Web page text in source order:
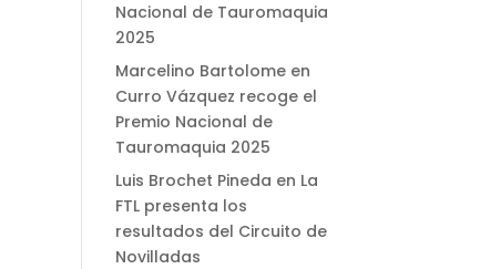
Nacional de Tauromaquia
2025
Marcelino Bartolome en
Curro Vázquez recoge el
Premio Nacional de
Tauromaquia 2025
Luis Brochet Pineda en La
FTL presenta los
resultados del Circuito de
Novilladas